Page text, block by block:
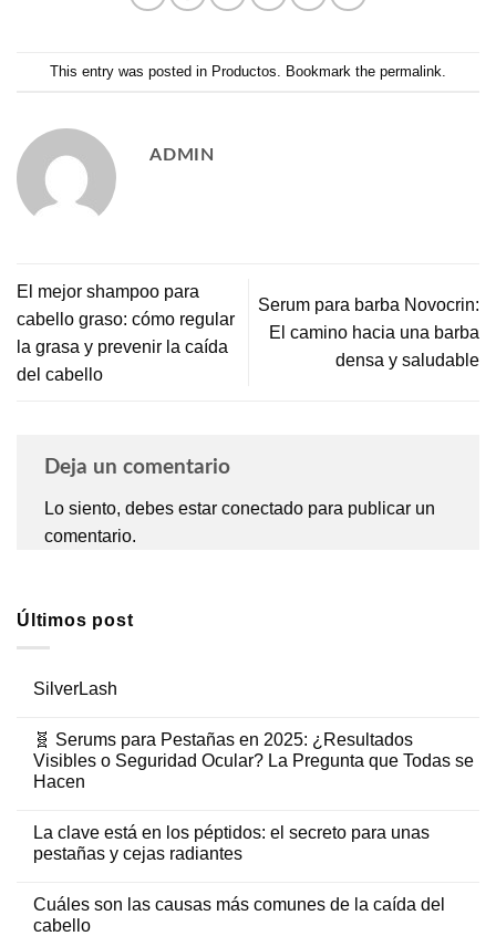
This entry was posted in Productos . Bookmark the permalink
ADMIN
El mejor shampoo para
cabello graso: cómo regular
la grasa y prevenir la caída
del cabello
Serum para barba Novocrin:
El camino hacia una barba
densa y saludable
Deja un comentario
Lo siento, debes estar conectado para publicar un
comentario.
Últimos post
SilverLash
🧬 Serums para Pestañas en 2025: ¿Resultados
Visibles o Seguridad Ocular? La Pregunta que Todas se
Hacen
La clave está en los péptidos: el secreto para unas
pestañas y cejas radiantes
Cuáles son las causas más comunes de la caída del
cabello